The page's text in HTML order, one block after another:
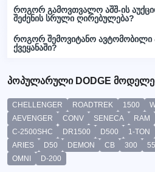
როგორ გამოვთვალო აშშ-ის
შეძენის სრული ღირებულება?
როგორ შემოვიტანო ავტომობილი
ქვეყანაში?
პოპულარული DODGE
CHELLENGER ROADTREK 1500
AEVENGER
CONV SENECA RAM
C-2500SHC
DR1500 D500 1-TON
ARIES
D50 DEMON CB 300
OMNI
D-200